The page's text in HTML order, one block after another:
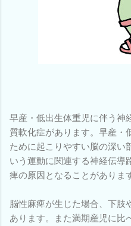
早産・低出生体重児に伴う神
質軟化症があります。早産・
ために起こりやすい脳の深い
いう運動に関連する神経伝導
痺の原因となることがありま
脳性麻痺が生じた場合、下肢
あります。また満期産児に比